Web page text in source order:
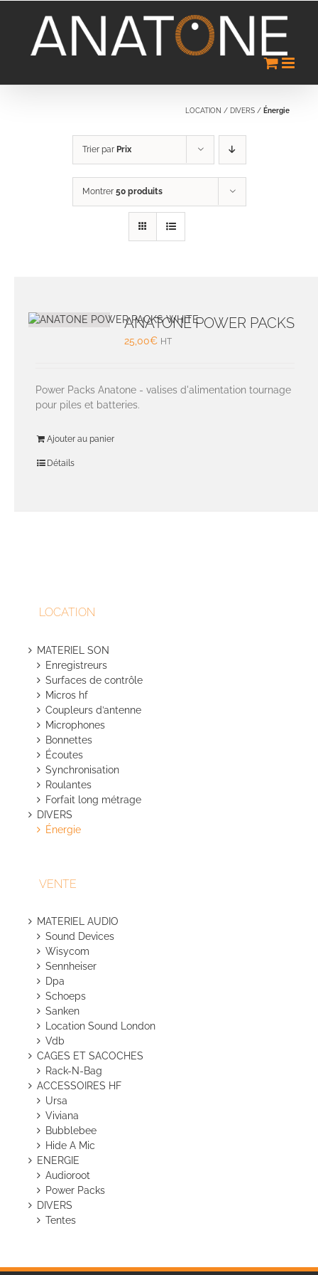
LOCATION / DIVERS / Énergie
Trier par Prix
Montrer 50 produits
ANATONE POWER PACKS
25,00€ HT
Power Packs Anatone - valises d'alimentation tournage
pour piles et batteries.
Ajouter au panier
Détails
LOCATION
MATERIEL SON
Enregistreurs
Surfaces de contrôle
Micros hf
Coupleurs d’antenne
Microphones
Bonnettes
Écoutes
Synchronisation
Roulantes
Forfait long métrage
DIVERS
Énergie
VENTE
MATERIEL AUDIO
Sound Devices
Wisycom
Sennheiser
Dpa
Schoeps
Sanken
Location Sound London
Vdb
CAGES ET SACOCHES
Rack-N-Bag
ACCESSOIRES HF
Ursa
Viviana
Bubblebee
Hide A Mic
ENERGIE
Audioroot
Power Packs
DIVERS
Tentes